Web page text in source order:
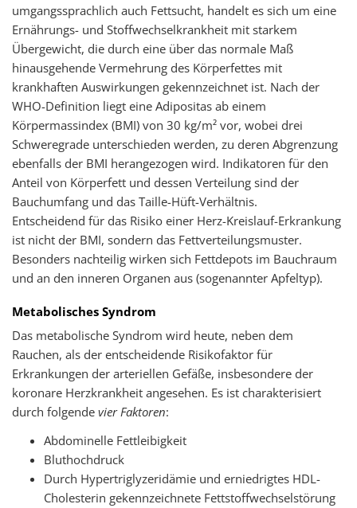
umgangssprachlich auch Fettsucht, handelt es sich um eine
Ernährungs- und Stoffwechselkrankheit mit starkem
Übergewicht, die durch eine über das normale Maß
hinausgehende Vermehrung des Körperfettes mit
krankhaften Auswirkungen gekennzeichnet ist. Nach der
WHO-Definition liegt eine Adipositas ab einem
Körpermassindex (BMI) von 30 kg/m² vor, wobei drei
Schweregrade unterschieden werden, zu deren Abgrenzung
ebenfalls der BMI herangezogen wird. Indikatoren für den
Anteil von Körperfett und dessen Verteilung sind der
Bauchumfang und das Taille-Hüft-Verhältnis.
Entscheidend für das Risiko einer Herz-Kreislauf-Erkrankung
ist nicht der BMI, sondern das Fettverteilungsmuster.
Besonders nachteilig wirken sich Fettdepots im Bauchraum
und an den inneren Organen aus (sogenannter Apfeltyp).
Metabolisches Syndrom
Das metabolische Syndrom wird heute, neben dem
Rauchen, als der entscheidende Risikofaktor für
Erkrankungen der arteriellen Gefäße, insbesondere der
koronare Herzkrankheit angesehen. Es ist charakterisiert
durch folgende vier Faktoren:
Abdominelle Fettleibigkeit
Bluthochdruck
Durch Hypertriglyzeridämie und erniedrigtes HDL-
Cholesterin gekennzeichnete Fettstoffwechselstörung